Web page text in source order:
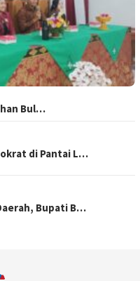
Bul…
di Pantai L…
Bupati B…